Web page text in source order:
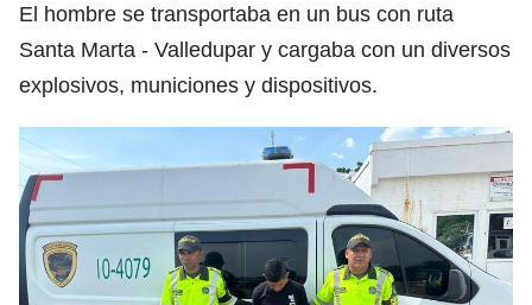
El hombre se transportaba en un bus con ruta
Santa Marta - Valledupar y cargaba con un diversos
explosivos, municiones y dispositivos.